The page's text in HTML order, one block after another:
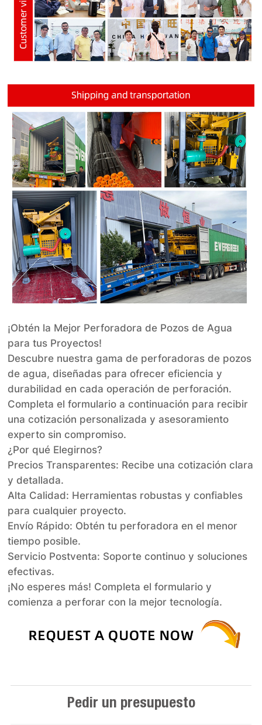
¡Obtén la Mejor Perforadora de Pozos de Agua
para tus Proyectos!
Descubre nuestra gama de perforadoras de pozos
de agua, diseñadas para ofrecer eficiencia y
durabilidad en cada operación de perforación.
Completa el formulario a continuación para recibir
una cotización personalizada y asesoramiento
experto sin compromiso.
¿Por qué Elegirnos?
Precios Transparentes: Recibe una cotización clara
y detallada.
Alta Calidad: Herramientas robustas y confiables
para cualquier proyecto.
Envío Rápido: Obtén tu perforadora en el menor
tiempo posible.
Servicio Postventa: Soporte continuo y soluciones
efectivas.
¡No esperes más! Completa el formulario y
comienza a perforar con la mejor tecnología.
Pedir un presupuesto